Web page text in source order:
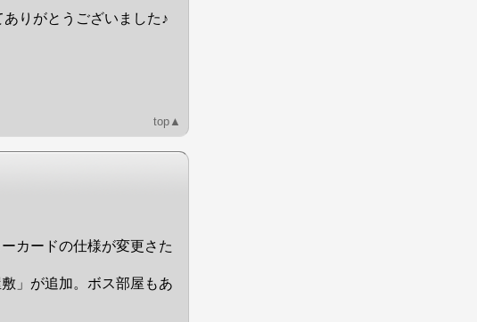
りがとうございました♪
top▲
カードの仕様が変更さた
」が追加。ボス部屋もあ